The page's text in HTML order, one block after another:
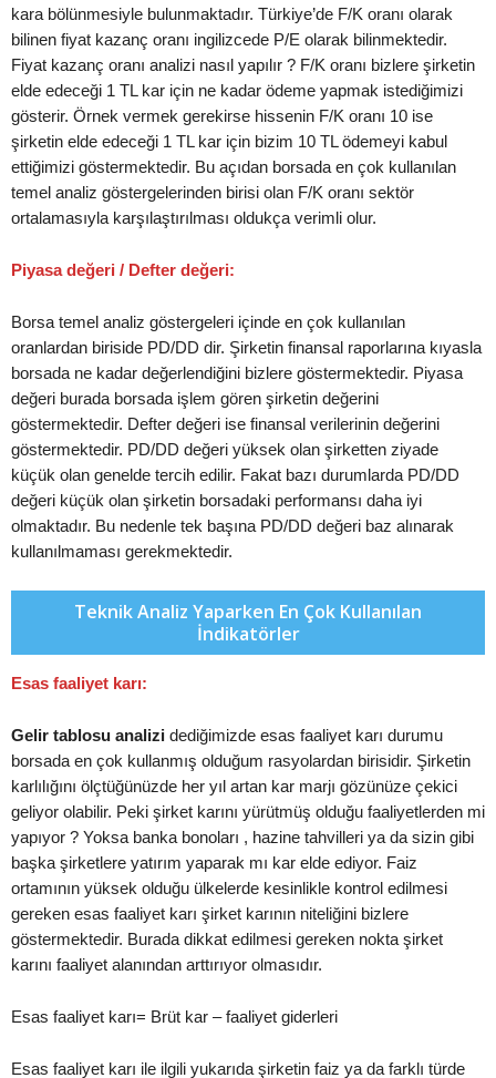
kara bölünmesiyle bulunmaktadır. Türkiye’de F/K oranı olarak
bilinen fiyat kazanç oranı ingilizcede P/E olarak bilinmektedir.
Fiyat kazanç oranı analizi nasıl yapılır ? F/K oranı bizlere şirketin
elde edeceği 1 TL kar için ne kadar ödeme yapmak istediğimizi
gösterir. Örnek vermek gerekirse hissenin F/K oranı 10 ise
şirketin elde edeceği 1 TL kar için bizim 10 TL ödemeyi kabul
ettiğimizi göstermektedir. Bu açıdan borsada en çok kullanılan
temel analiz göstergelerinden birisi olan F/K oranı sektör
ortalamasıyla karşılaştırılması oldukça verimli olur.
Piyasa değeri / Defter değeri:
Borsa temel analiz göstergeleri içinde en çok kullanılan
oranlardan biriside PD/DD dir. Şirketin finansal raporlarına kıyasla
borsada ne kadar değerlendiğini bizlere göstermektedir. Piyasa
değeri burada borsada işlem gören şirketin değerini
göstermektedir. Defter değeri ise finansal verilerinin değerini
göstermektedir. PD/DD değeri yüksek olan şirketten ziyade
küçük olan genelde tercih edilir. Fakat bazı durumlarda PD/DD
değeri küçük olan şirketin borsadaki performansı daha iyi
olmaktadır. Bu nedenle tek başına PD/DD değeri baz alınarak
kullanılmaması gerekmektedir.
Teknik Analiz Yaparken En Çok Kullanılan
İndikatörler
Esas faaliyet karı:
Gelir tablosu analizi dediğimizde esas faaliyet karı durumu
borsada en çok kullanmış olduğum rasyolardan birisidir. Şirketin
karlılığını ölçtüğünüzde her yıl artan kar marjı gözünüze çekici
geliyor olabilir. Peki şirket karını yürütmüş olduğu faaliyetlerden mi
yapıyor ? Yoksa banka bonoları , hazine tahvilleri ya da sizin gibi
başka şirketlere yatırım yaparak mı kar elde ediyor. Faiz
ortamının yüksek olduğu ülkelerde kesinlikle kontrol edilmesi
gereken esas faaliyet karı şirket karının niteliğini bizlere
göstermektedir. Burada dikkat edilmesi gereken nokta şirket
karını faaliyet alanından arttırıyor olmasıdır.
Esas faaliyet karı= Brüt kar – faaliyet giderleri
Esas faaliyet karı ile ilgili yukarıda şirketin faiz ya da farklı türde